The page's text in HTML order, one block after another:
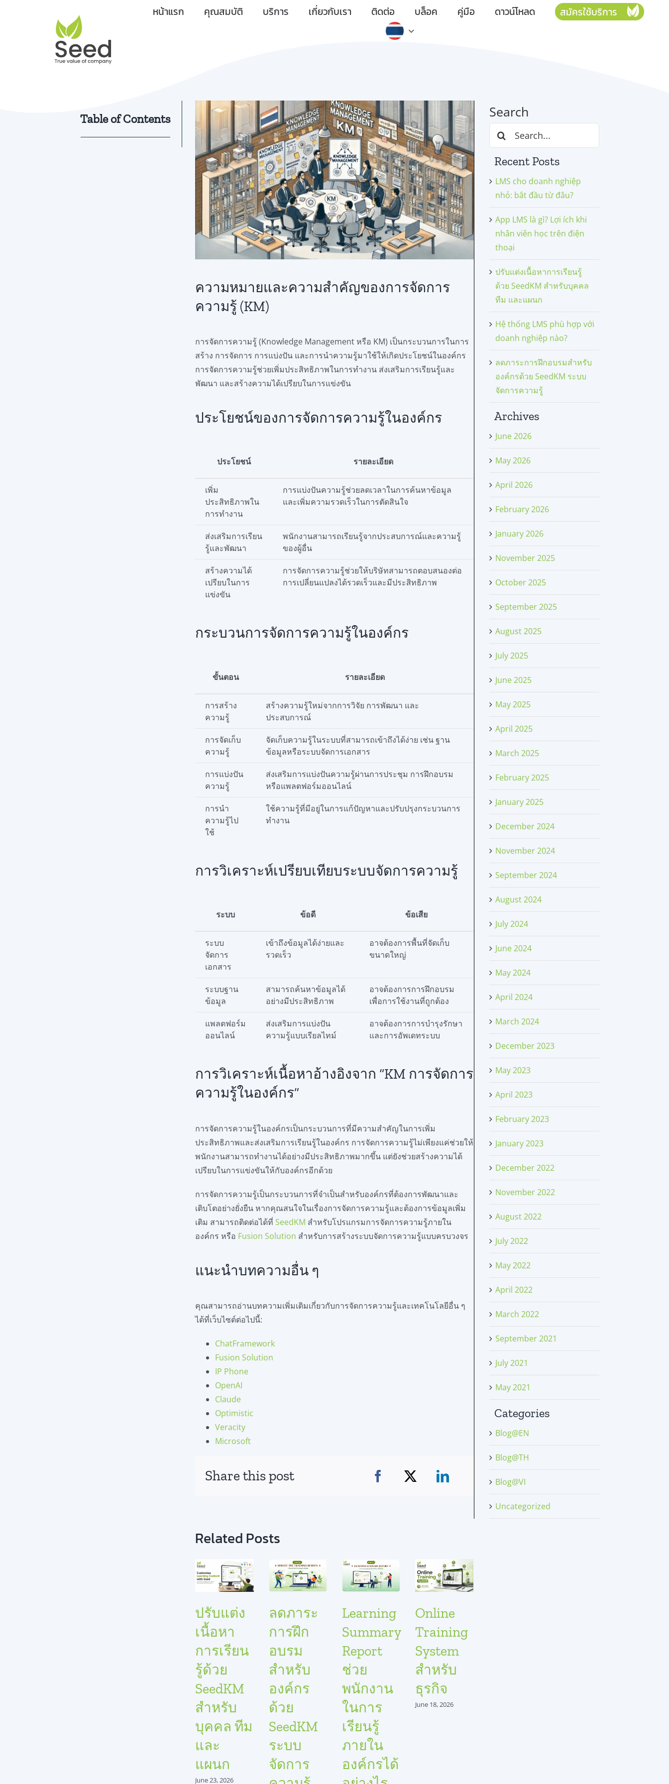
หน้าแรก คุณสมบัติ บริการ เกี่ยวกับเรา ติดต่อ บล็อค คู่มือ ดาวน์โหลด สมัครใช้บริการ
Table of Contents
ความหมายและความสำคัญของการจัดการ
ความรู้ (KM)
การจัดการความรู้ (Knowledge Management หรือ KM) เป็นกระบวนการในการ
สร้าง การจัดการ การแบ่งปัน และการนำความรู้มาใช้ให้เกิดประโยชน์ในองค์กร
การจัดการความรู้ช่วยเพิ่มประสิทธิภาพในการทำงาน ส่งเสริมการเรียนรู้และ
พัฒนา และสร้างความได้เปรียบในการแข่งขัน
ประโยชน์ของการจัดการความรู้ในองค์กร
ประโยชน์ รายละเอียด
เพิ่ม
ประสิทธิภาพใน
การทำงาน
การแบ่งปันความรู้ช่วยลดเวลาในการค้นหาข้อมูล
และเพิ่มความรวดเร็วในการตัดสินใจ
ส่งเสริมการเรียน
รู้และพัฒนา
พนักงานสามารถเรียนรู้จากประสบการณ์และความรู้
ของผู้อื่น
สร้างความได้
เปรียบในการ
แข่งขัน
การจัดการความรู้ช่วยให้บริษัทสามารถตอบสนองต่อ
การเปลี่ยนแปลงได้รวดเร็วและมีประสิทธิภาพ
กระบวนการจัดการความรู้ในองค์กร
ขั้นตอน รายละเอียด
การสร้าง
ความรู้
สร้างความรู้ใหม่จากการวิจัย การพัฒนา และ
ประสบการณ์
การจัดเก็บ
ความรู้
จัดเก็บความรู้ในระบบที่สามารถเข้าถึงได้ง่าย เช่น ฐาน
ข้อมูลหรือระบบจัดการเอกสาร
การแบ่งปัน
ความรู้
ส่งเสริมการแบ่งปันความรู้ผ่านการประชุม การฝึกอบรม
หรือแพลตฟอร์มออนไลน์
การนำ
ความรู้ไป
ใช้
ใช้ความรู้ที่มีอยู่ในการแก้ปัญหาและปรับปรุงกระบวนการ
ทำงาน
การวิเคราะห์เปรียบเทียบระบบจัดการความรู้
ระบบ ข้อดี ข้อเสีย
ระบบ
จัดการ
เอกสาร
เข้าถึงข้อมูลได้ง่ายและ
รวดเร็ว
อาจต้องการพื้นที่จัดเก็บ
ขนาดใหญ่
ระบบฐาน
ข้อมูล
สามารถค้นหาข้อมูลได้
อย่างมีประสิทธิภาพ
อาจต้องการการฝึกอบรม
เพื่อการใช้งานที่ถูกต้อง
แพลตฟอร์ม
ออนไลน์
ส่งเสริมการแบ่งปัน
ความรู้แบบเรียลไทม์
อาจต้องการการบำรุงรักษา
และการอัพเดทระบบ
การวิเคราะห์เนื้อหาอ้างอิงจาก “KM การจัดการ
ความรู้ในองค์กร”
การจัดการความรู้ในองค์กรเป็นกระบวนการที่มีความสำคัญในการเพิ่ม
ประสิทธิภาพและส่งเสริมการเรียนรู้ในองค์กร การจัดการความรู้ไม่เพียงแค่ช่วยให้
พนักงานสามารถทำงานได้อย่างมีประสิทธิภาพมากขึ้น แต่ยังช่วยสร้างความได้
เปรียบในการแข่งขันให้กับองค์กรอีกด้วย
การจัดการความรู้เป็นกระบวนการที่จำเป็นสำหรับองค์กรที่ต้องการพัฒนาและ
เติบโตอย่างยั่งยืน หากคุณสนใจในเรื่องการจัดการความรู้และต้องการข้อมูลเพิ่ม
เติม สามารถติดต่อได้ที่SeedKM สำหรับโปรแกรมการจัดการความรู้ภายใน
องค์กร หรือ Fusion Solution สำหรับการสร้างระบบจัดการความรู้แบบครบวงจร
แนะนำบทความอื่น ๆ
คุณสามารถอ่านบทความเพิ่มเติมเกี่ยวกับการจัดการความรู้และเทคโนโลยีอื่น ๆ
ได้ที่เว็บไซต์ต่อไปนี้:
ChatFramework
Fusion Solution
IP Phone
OpenAI
Claude
Optimistic
Veracity
Microsoft
Share this post
Related Posts
ปรับแต่ง
เนื้อหา
การเรียน
รู้ด้วย
SeedKM
สำหรับ
บุคคล ทีม
และ
แผนก
June 23, 2026
ลดภาระ
การฝึก
อบรม
สำหรับ
องค์กร
ด้วย
SeedKM
ระบบ
จัดการ
Learning
Summary
Report
ช่วย
พนักงาน
ในการ
เรียนรู้
ภายใน
องค์กรได้
Online
Training
System
สำหรับ
ธุรกิจ
June 18, 2026
Search
Search
for:
Recent Posts
LMS cho doanh nghiệp
nhỏ: bắt đầu từ đâu?
App LMS là gì? Lợi ích khi
nhân viên học trên điện
thoại
ปรับแต่งเนื้อหาการเรียนรู้
ด้วย SeedKM สำหรับบุคคล
ทีม และแผนก
Hệ thống LMS phù hợp với
doanh nghiệp nào?
ลดภาระการฝึกอบรมสำหรับ
องค์กรด้วย SeedKM ระบบ
จัดการความรู้
Archives
June 2026
May 2026
April 2026
February 2026
January 2026
November 2025
October 2025
September 2025
August 2025
July 2025
June 2025
May 2025
April 2025
March 2025
February 2025
January 2025
December 2024
November 2024
September 2024
August 2024
July 2024
June 2024
May 2024
April 2024
March 2024
December 2023
May 2023
April 2023
February 2023
January 2023
December 2022
November 2022
August 2022
July 2022
May 2022
April 2022
March 2022
September 2021
July 2021
May 2021
Categories
Blog@EN
Blog@TH
Blog@VI
Uncategorized